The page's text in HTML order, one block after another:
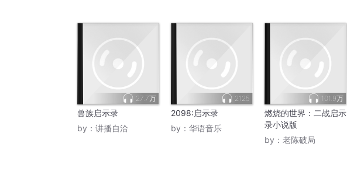
27.7万
兽族启示录
by： 讲播自洽
2125
2098:启示录
by： 华语音乐
101.9万
燃烧的世界：二战启示
录小说版
by： 老陈破局